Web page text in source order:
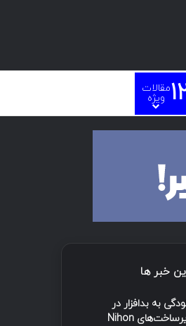
مقالات
ویژه
خبر ها
به بدافزار در
زیرساخت‌های Nihon